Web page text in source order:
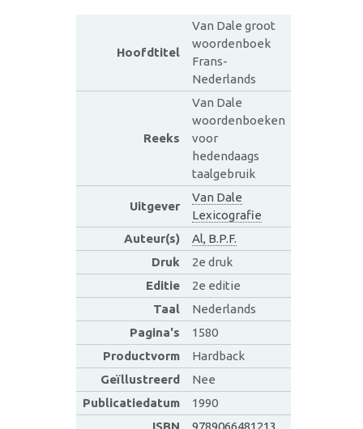
Hoofdtitel
Van Dale groot
woordenboek
Frans-
Nederlands
Reeks
Van Dale
woordenboeken
voor
hedendaags
taalgebruik
Uitgever
Van Dale
Lexicografie
Auteur(s)
Al, B.P.F.
Druk
2e druk
Editie
2e editie
Taal
Nederlands
Pagina's
1580
Productvorm
Hardback
Geïllustreerd
Nee
Publicatiedatum
1990
ISBN
9789066481213